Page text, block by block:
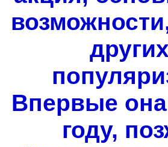
Впервые
году,